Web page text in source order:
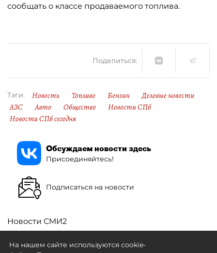
сообщать о классе продаваемого топлива.
Поделиться:
Тэги: Новость Топливо Бензин
Деловые новости
АЗС
Авто Общество
Новости СПб
Новости СПб сегодня
Обсуждаем новости здесь
Присоединяйтесь!
Подписаться на новости
Новости СМИ2
На нашем сайте используются cookie-